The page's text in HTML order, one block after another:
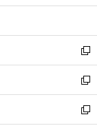
ウ
開
く
新
し
い
ウ
ィ
ン
新
し
い
新